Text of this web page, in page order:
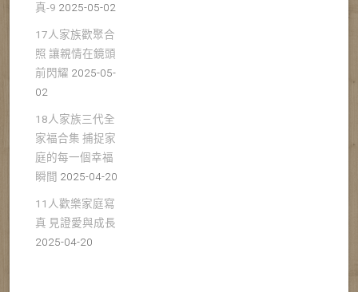
真-9 2025-05-02
17人家族歡聚合
照 讓親情在鏡頭
前閃耀 2025-05-
02
18人家族三代全
家福合集 捕捉家
庭的每一個幸福
瞬間 2025-04-20
11人歡樂家庭寫
真 見證愛與成長
2025-04-20